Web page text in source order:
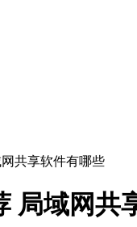
共享软件有哪些
局域网共